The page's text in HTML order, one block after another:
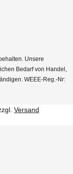
Unsere
Bedarf von Handel,
WEEE-Reg.-Nr:
Versand